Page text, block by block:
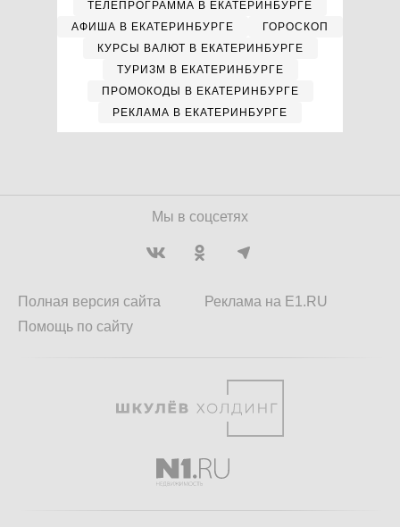
ТЕЛЕПРОГРАММА В ЕКАТЕРИНБУРГЕ
АФИША В ЕКАТЕРИНБУРГЕ
ГОРОСКОП
КУРСЫ ВАЛЮТ В ЕКАТЕРИНБУРГЕ
ТУРИЗМ В ЕКАТЕРИНБУРГЕ
ПРОМОКОДЫ В ЕКАТЕРИНБУРГЕ
РЕКЛАМА В ЕКАТЕРИНБУРГЕ
Мы в соцсетях
Полная версия сайта
Помощь по сайту
Реклама на E1.RU